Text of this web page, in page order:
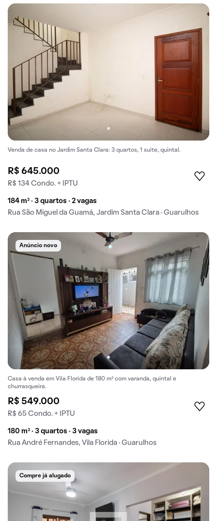
Venda de casa no Jardim Santa Clara: 3 quartos, 1 suíte, quintal.
R$ 645.000
R$ 134 Condo. + IPTU
184 m² · 3 quartos · 2 vagas
Rua São Miguel da Guamá, Jardim Santa Clara · Guarulhos
Anúncio novo
Casa à venda em Vila Florida de 180 m² com varanda, quintal e
churrasqueira.
R$ 549.000
R$ 65 Condo. + IPTU
180 m² · 3 quartos · 3 vagas
Rua André Fernandes, Vila Florida · Guarulhos
Compre já alugado